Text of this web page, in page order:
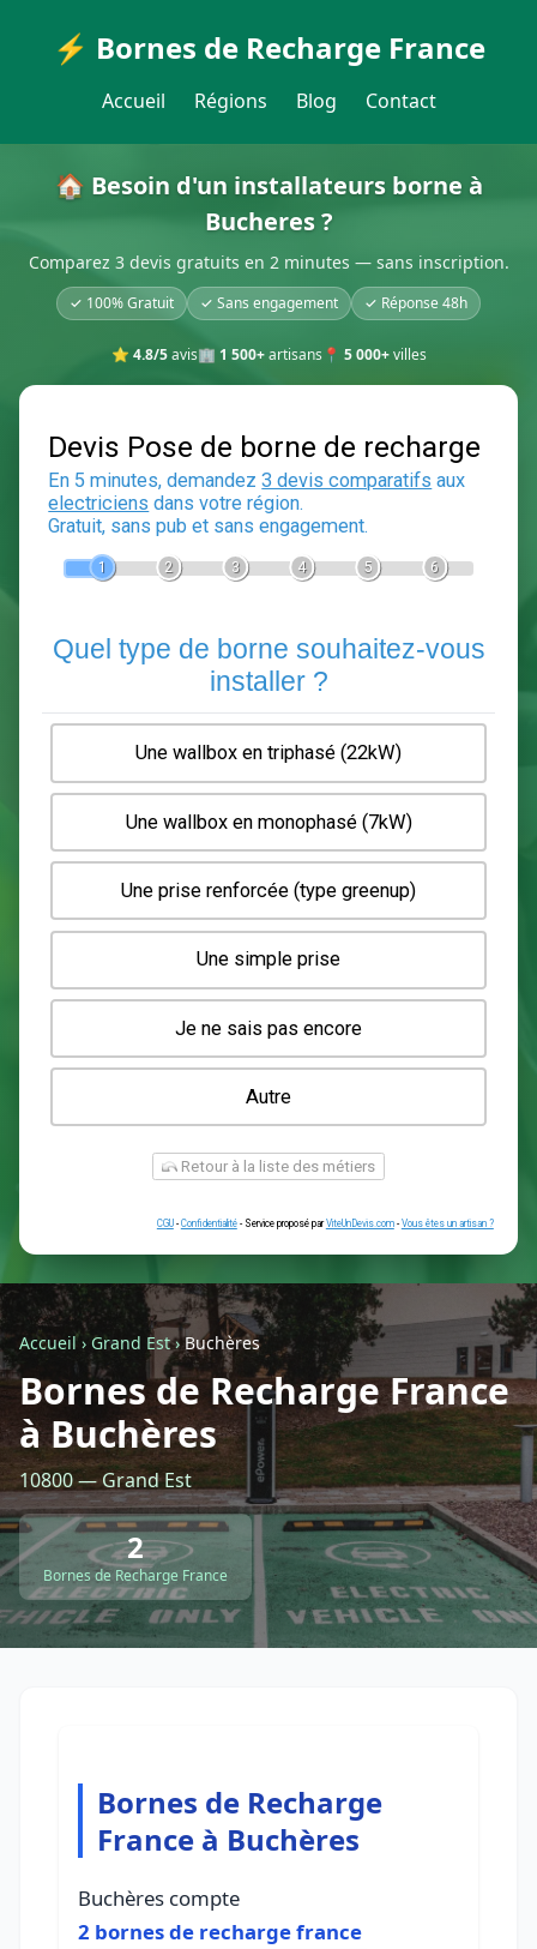
⚡ Bornes de Recharge France
Accueil Régions Blog Contact
🏠 Besoin d'un installateurs borne à
Bucheres ?
Comparez 3 devis gratuits en 2 minutes — sans inscription.
✓ 100% Gratuit ✓ Sans engagement ✓ Réponse 48h
⭐ 4.8/5avis🏢 1 500+artisans 📍 5 000+villes
Devis Pose de borne de
En 5 minutes, demandez3 devis comparatifs
Gratuit, sans pub et sans engagement.
2 3 6
Quel type de borne souhaitez-
installer ?
Une wallbox en triphasé (22kW)
Une wallbox en monophasé (7kW)
Une prise renforcée (type greenup)
Une simple prise
Je ne sais pas encore
Autre
Retour à la liste des métiers
CGU-Confidentialité- Service proposé parViteUnDevis.com-Vous
Accueil› Grand Est›Buchères
Bornes de Recharge France
à Buchères
10800 — Grand Est
2
Bornes de Recharge France
Bornes de Recharge
France à Buchères
Buchères compte
2 bornes de recharge france